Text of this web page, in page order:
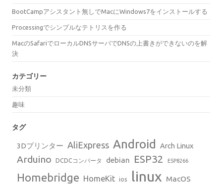
BootCampアシスタント無しでMacにWindows7をインストールする
Processingでシンプルなテトリスを作る
MacのSafariでローカルDNSサーバでDNSの上書きができないのを解
決
カテゴリー
未分類
趣味
タグ
3Dプリンター AliExpress Android Arch Linux
Arduino DCDCコンバータ debian ESP32 ESP8266
Homebridge HomeKit ios linux MacOS